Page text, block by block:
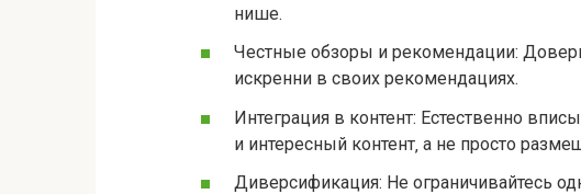
нише.
Честные обзоры и рекомендации:
искренни в своих рекомендациях.
Интеграция в контент: Естественно
и интересный контент‚ а не просто
Диверсификация: Не ограничивайтесь